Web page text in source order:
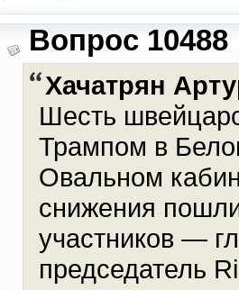
Вопрос 10488
Хачатрян
Шесть
Трампом в
Овальном
снижения
участников —
председатель